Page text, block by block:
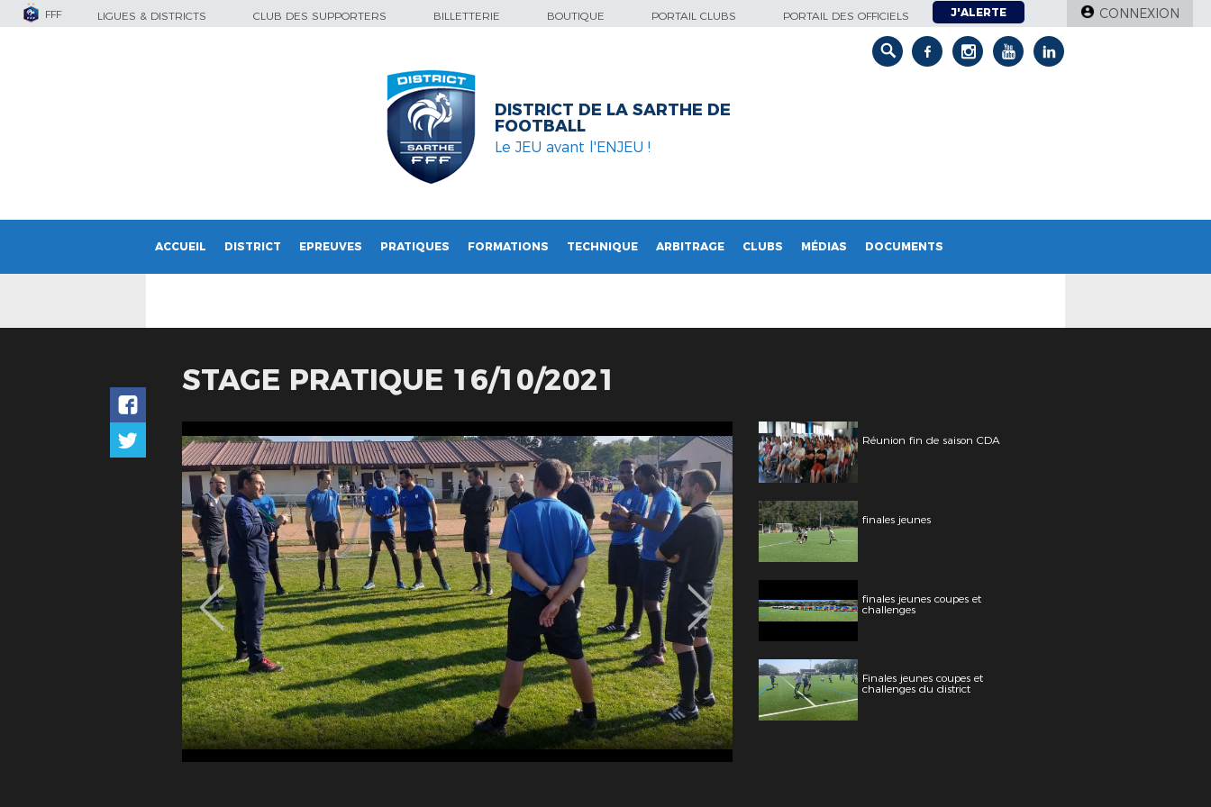
FFF LIGUES & DISTRICTS CLUB DES SUPPORTERS BILLETTERIE BOUTIQUE PORTAIL CLUBS PORTAIL DES OFFICIELS J'ALERTE CONNEXION
DISTRICT DE LA SARTHE DE
FOOTBALL
Le JEU avant l'ENJEU !
ACCUEIL DISTRICT EPREUVES PRATIQUES FORMATIONS TECHNIQUE ARBITRAGE CLUBS MÉDIAS DOCUMENTS
STAGE PRATIQUE 16/10/2021
Réunion fin de saison CDA
finales jeunes
finales jeunes coupes et
challenges
Finales jeunes coupes et
challenges du district